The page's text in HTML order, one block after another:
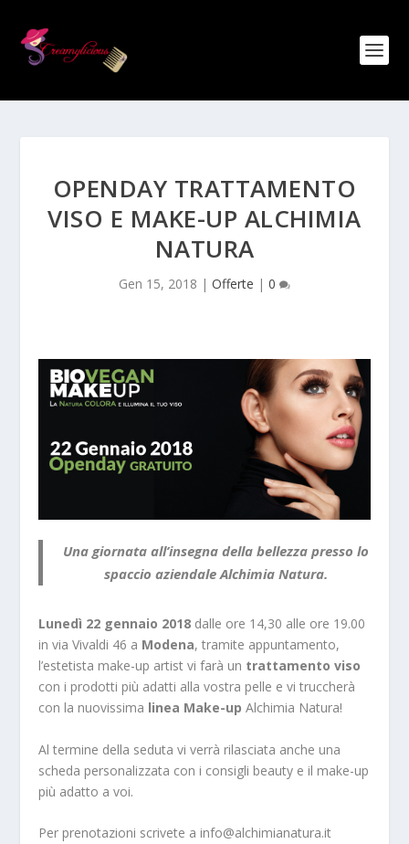
OPENDAY TRATTAMENTO
VISO E MAKE-UP ALCHIMIA
NATURA
Gen 15, 2018 | Offerte | 0
Una giornata all’insegna della bellezza presso lo
spaccio aziendale Alchimia Natura.
Lunedì 22 gennaio 2018 dalle ore 14,30 alle ore 19.00
in via Vivaldi 46 a Modena, tramite appuntamento,
l’estetista make-up artist vi farà un trattamento viso
con i prodotti più adatti alla vostra pelle e vi truccherà
con la nuovissima linea Make-up Alchimia Natura!
Al termine della seduta vi verrà rilasciata anche una
scheda personalizzata con i consigli beauty e il make-up
più adatto a voi.
Per prenotazioni scrivete a info@alchimianatura.it